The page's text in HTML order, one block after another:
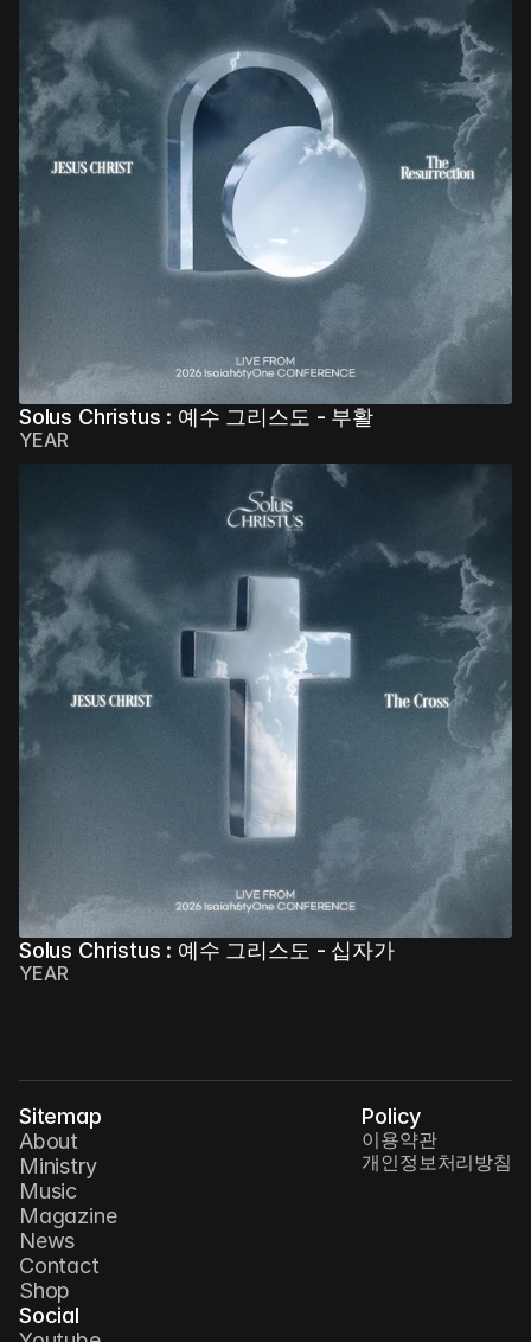
Solus Christus : 예수 그리스도 - 부활
YEAR
Solus Christus : 예수 그리스도 - 십자가
YEAR
Sitemap
About
Ministry
Music
Magazine
News
Contact
Shop
Policy
이용약관
개인정보처리방침
Social